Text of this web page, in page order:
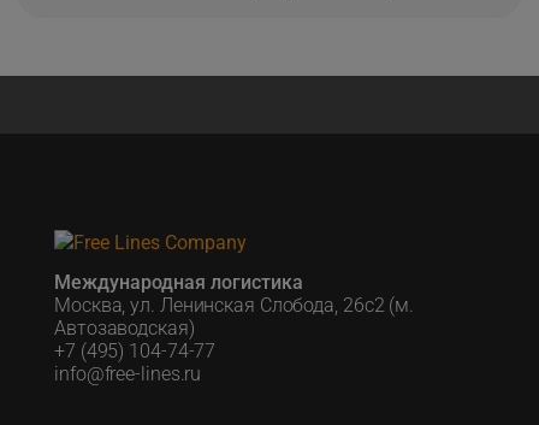
Международная логистика
Москва, ул. Ленинская Слобода, 26с2 (м.
Автозаводская)
+7 (495) 104-74-77
info@free-lines.ru